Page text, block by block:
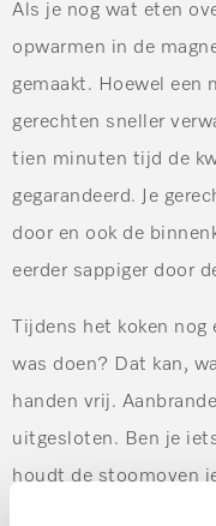
Als je nog wat eten
opwarmen in de
gemaakt. Hoewel een
gerechten sneller
tien minuten tijd de
gegarandeerd. Je
door en ook de
eerder sappiger door
Tijdens het koken nog
was doen? Dat kan,
handen vrij.
uitgesloten. Ben je
houdt de stoomoven